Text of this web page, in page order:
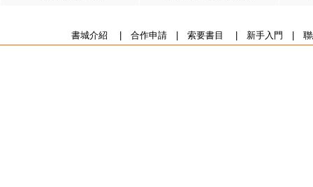
書城介紹 合作申請| 索要書目 新手入門